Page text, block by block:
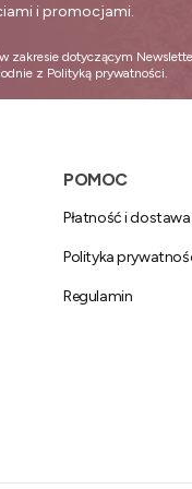
i promocjami.
zakresie dotyczącym
z Polityką prywatności.
POMOC
Płatność i dostawa
Polityka
Regulamin